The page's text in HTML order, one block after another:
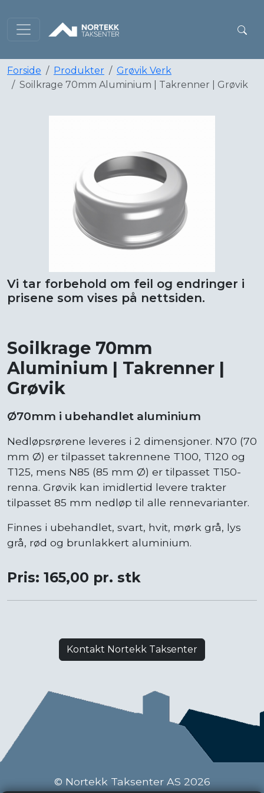
Forside Produkter
Grøvik Verk
Soilkrage 70mm Aluminium | Takrenner | Grøvik
Vi tar forbehold om feil og endringer i
prisene som vises på nettsiden.
Soilkrage 70mm
Aluminium | Takrenner |
Grøvik
Ø70mm i ubehandlet aluminium
Nedløpsrørene leveres i 2 dimensjoner. N70 (70
mm Ø) er tilpasset takrennene T100, T120 og
T125, mens N85 (85 mm Ø) er tilpasset T150-
renna. Grøvik kan imidlertid levere trakter
tilpasset 85 mm nedløp til alle rennevarianter.
Finnes i ubehandlet, svart, hvit, mørk grå, lys
grå, rød og brunlakkert aluminium.
Pris: 165,00 pr. stk
Kontakt Nortekk Taksenter
© Nortekk Taksenter AS 2026